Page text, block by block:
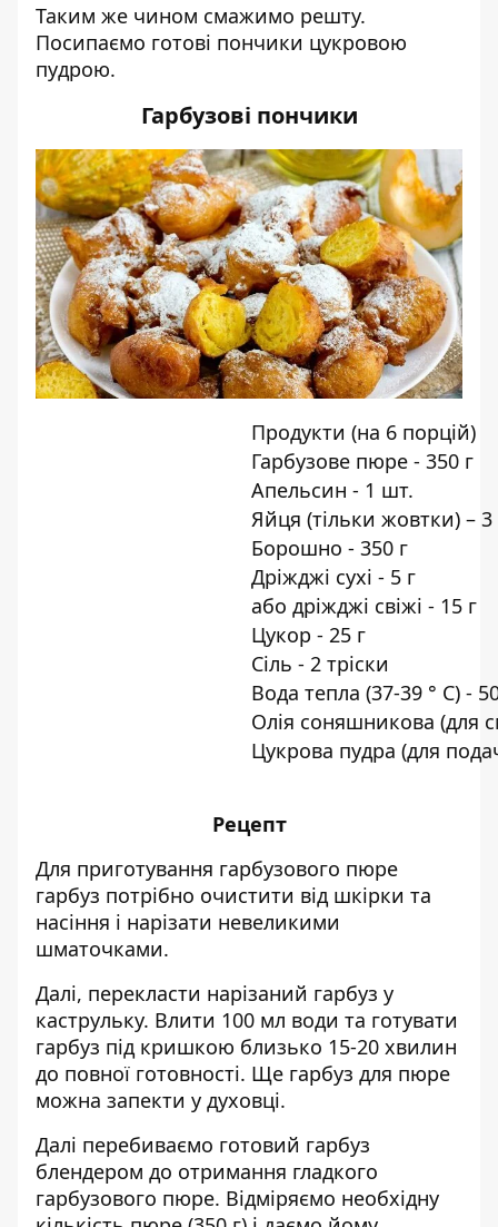
Таким же чином смажимо решту.
Посипаємо готові пончики цукровою
пудрою.
Гарбузові пончики
Продукти (на 6 порцій)
Гарбузове пюре - 350 г
Апельсин - 1 шт.
Яйця (тільки жовтки) –
Борошно - 350 г
Дріжджі сухі - 5 г
або дріжджі свіжі - 15 г
Цукор - 25 г
Сіль - 2 тріски
Вода тепла (37-39 ° С) -
Олія соняшникова (для
Цукрова пудра (для
Рецепт
Для приготування гарбузового пюре
гарбуз потрібно очистити від шкірки та
насіння і нарізати невеликими
шматочками.
Далі, перекласти нарізаний гарбуз у
каструльку. Влити 100 мл води та готувати
гарбуз під кришкою близько 15-20 хвилин
до повної готовності. Ще гарбуз для пюре
можна запекти у духовці.
Далі перебиваємо готовий гарбуз
блендером до отримання гладкого
гарбузового пюре. Відміряємо необхідну